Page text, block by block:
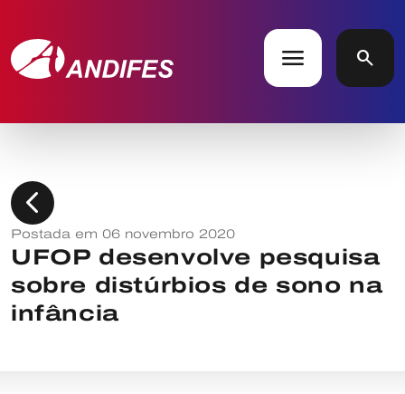
menu search
chevron_left
Postada em 06 novembro 2020
UFOP desenvolve pesquisa
sobre distúrbios de sono na
infância